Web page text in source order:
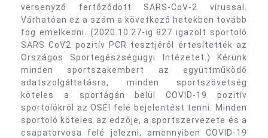
versenyző fertőződött SARS-CoV-2 vírussal.
Várhatóan ez a szám a következő hetekben tovább
fog emelkedni. (2020.10.27-ig 827 igazolt sportoló
SARS CoV2 pozitív PCR tesztjéről értesítették az
Országos Sportegészségügyi Intézetet.) Kérünk
minden sportszakembert az együttműködő
adatszolgáltatásra, minden sportszövetség
köteles a sportágán belül COVID-19 pozitív
sportolókról az OSEI felé bejelentést tenni. Minden
sportoló köteles az edzője, a sportszervezete és a
csapatorvosa felé jelezni, amennyiben COVID-19